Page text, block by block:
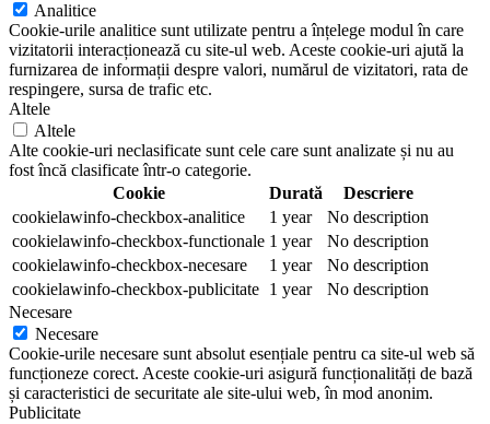
Analitice
Cookie-urile analitice sunt utilizate pentru a înțelege modul în care
vizitatorii interacționează cu site-ul web. Aceste cookie-uri ajută la
furnizarea de informații despre valori, numărul de vizitatori, rata de
respingere, sursa de trafic etc.
Altele
Altele
Alte cookie-uri neclasificate sunt cele care sunt analizate și nu au
fost încă clasificate într-o categorie.
Cookie
Durată
Descriere
cookielawinfo-checkbox-analitice
1 year
No description
cookielawinfo-checkbox-functionale 1 year
No description
cookielawinfo-checkbox-necesare
1 year
No description
cookielawinfo-checkbox-publicitate 1 year
No description
Necesare
Necesare
Cookie-urile necesare sunt absolut esențiale pentru ca site-ul web să
funcționeze corect. Aceste cookie-uri asigură funcționalități de bază
și caracteristici de securitate ale site-ului web, în mod anonim.
Publicitate